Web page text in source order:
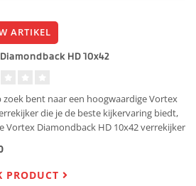
ARTIKEL
HD 10x42
zoek bent naar een hoogwaardige Vortex
die je de beste kijkervaring biedt,
Vortex Diamondback HD 10x42 verrekijker
bent, een natuurliefhebber of gewoon
PRODUCT